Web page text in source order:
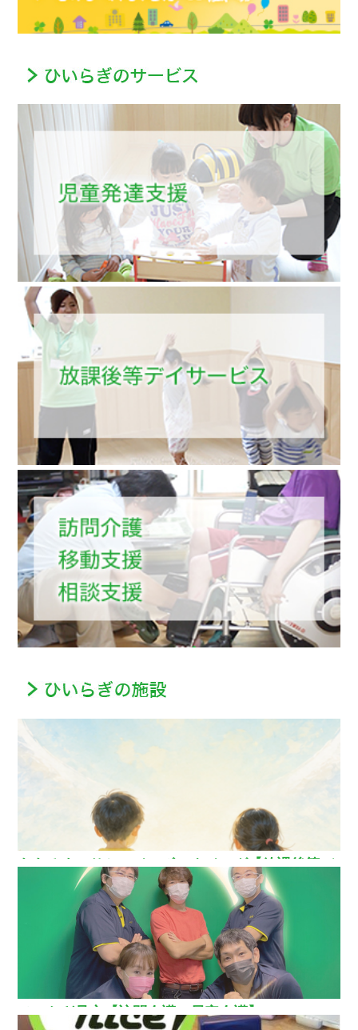
ああるまつりかレインボーウイング【放課後等デ
イサービス】
ひいらぎ足立【訪問介護・居宅介護】